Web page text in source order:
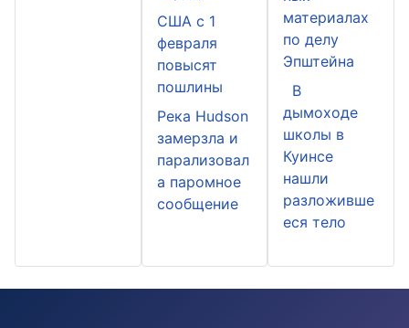
США с 1
февраля
повысят
пошлины
Река Hudson
замерзла и
парализовал
а паромное
сообщение
материалах
по делу
Эпштейна
В
дымоходе
школы в
Куинсе
нашли
разложивше
еся тело